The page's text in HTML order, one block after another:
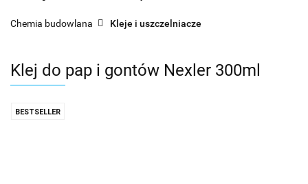
Chemia budowlana Kleje i uszczelniacze
Klej do pap i gontów Nexler 300ml
BESTSELLER